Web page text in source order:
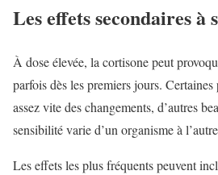
Les effets secondaires
À dose élevée, la cortisone peut
parfois dès les premiers jours. Certaines
assez vite des changements, d’autres
sensibilité varie d’un organisme à
Les effets les plus fréquents peuvent